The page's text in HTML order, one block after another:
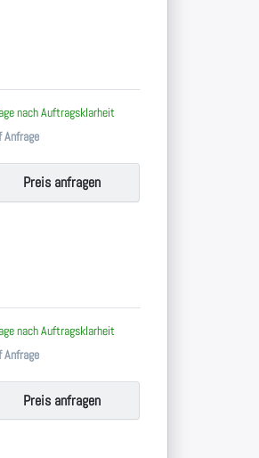
nach Auftragsklarheit
Anfrage
Preis anfragen
nach Auftragsklarheit
Anfrage
Preis anfragen